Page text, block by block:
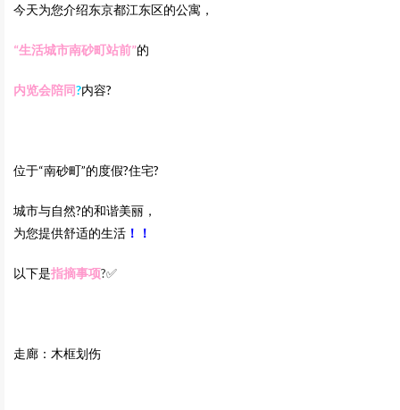
今天为您介绍东京都江东区的公寓，
“生活城市南砂町站前”的
内览会陪同?内容?
位于“南砂町”的度假?住宅?
城市与自然?的和谐美丽，
为您提供舒适的生活 ！！
以下是指摘事项?✅
走廊：木框划伤